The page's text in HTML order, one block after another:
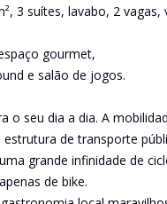
3 suítes, lavabo, 2
gourmet,
e salão de jogos.
o seu dia a dia. A
de transporte
grande infinidade de
de bike.